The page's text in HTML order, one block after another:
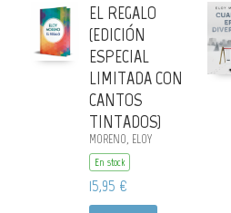
EL REGALO
(EDICIÓN
ESPECIAL
LIMITADA CON
CANTOS
TINTADOS)
MORENO, ELOY
En stock
15,95 €